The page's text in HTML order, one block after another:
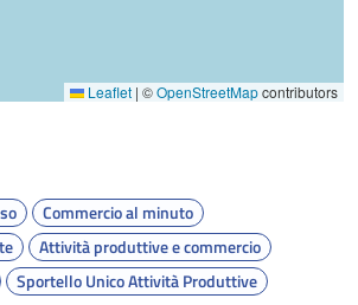
Leaflet | ©OpenStreetMapcontributors
Commercio al minuto
Attività produttive e commercio
Sportello Unico Attività Produttive